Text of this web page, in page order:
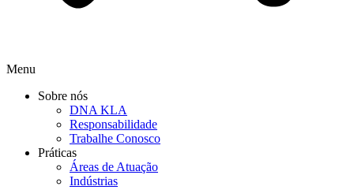
Menu
Sobre nós
DNA KLA
Responsabilidade
Trabalhe Conosco
Práticas
Áreas de Atuação
Indústrias